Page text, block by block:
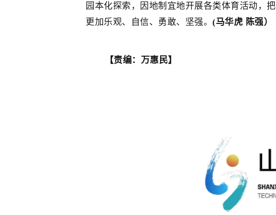
园本化探索，因地制宜地开展各类体育活动，
更加乐观、自信、勇敢、坚强。 (马华虎 陈强）
【责编：万惠民】